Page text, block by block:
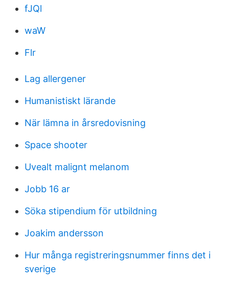
fJQl
waW
Flr
Lag allergener
Humanistiskt lärande
När lämna in årsredovisning
Space shooter
Uvealt malignt melanom
Jobb 16 ar
Söka stipendium för utbildning
Joakim andersson
Hur många registreringsnummer finns det i
sverige